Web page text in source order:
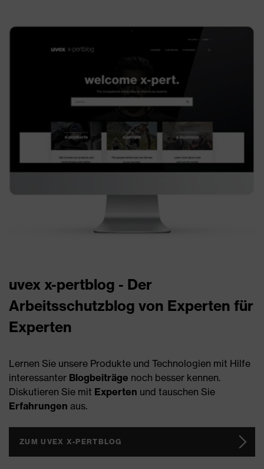
uvex x-pertblog - Der
Arbeitsschutzblog von Experten für
Experten
Lernen Sie unsere Produkte und Technologien mit Hilfe
interessanter Blogbeiträge noch besser kennen.
Diskutieren Sie mit Experten und tauschen Sie
Erfahrungen aus.
ZUM UVEX X-PERTBLOG